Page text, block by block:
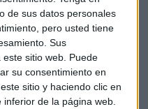
de sus datos personales
pero usted tiene
Sus
sitio web. Puede
su consentimiento en
sitio y haciendo clic en
de la página web.